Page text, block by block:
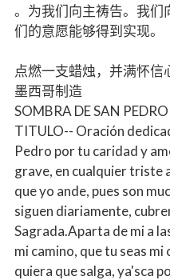
。为我们向主祷告。我们
们的意愿能够得到实现。
点燃一支蜡烛，并满怀信
墨西哥制造
SOMBRA DE SAN
TITULO-- Oración
Pedro por tu caridad y
grave, en cualquier triste
que yo ande, pues son
siguen diariamente,
Sagrada.Aparta de mi a
mi camino, que tu seas
quiera que salga, ya'sca